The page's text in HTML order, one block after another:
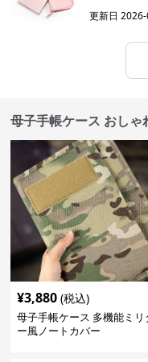
更新日
母子手帳ケース おしゃ
¥3,880 (税込)
母子手帳ケース 多機能ミリ
ー風ノートカバー